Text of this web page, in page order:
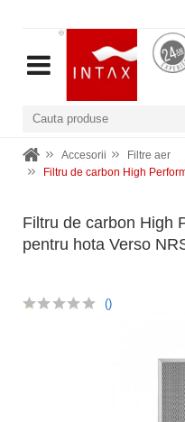
Accesorii
Filtre aer
Filtru de carbon High
Filtru de carbon High
pentru hota Verso
()